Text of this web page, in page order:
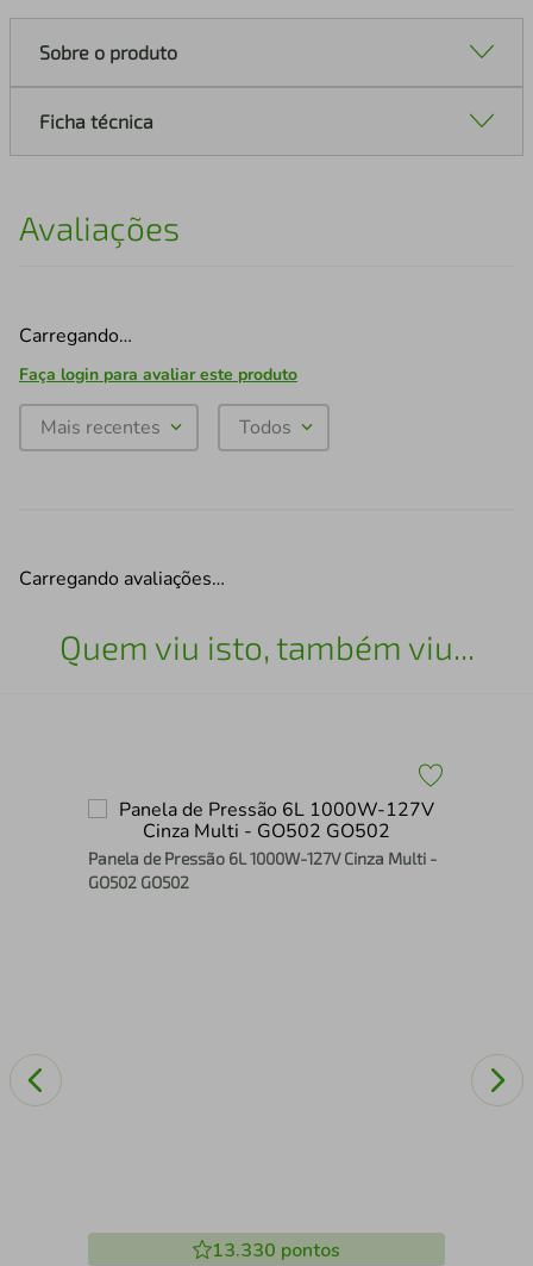
Sobre o produto
Ficha técnica
Avaliações
Carregando…
Faça login para avaliar este produto
Mais recentes Todos
Carregando avaliações…
Quem viu isto, também viu...
Panela de Pressão 6L 1000W-127V Cinza Multi -
GO502 GO502
13.330 pontos